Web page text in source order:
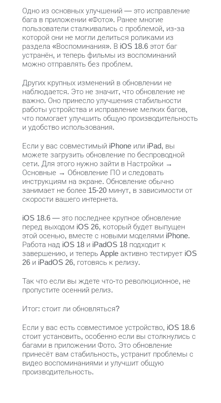
Одно из основных улучшений — это исправление
бага в приложении «Фото». Ранее многие
пользователи сталкивались с проблемой, из-за
которой они не могли делиться роликами из
раздела «Воспоминания». В iOS 18.6 этот баг
устранён, и теперь фильмы из воспоминаний
можно отправлять без проблем.
Других крупных изменений в обновлении не
наблюдается. Это не значит, что обновление не
важно. Оно принесло улучшения стабильности
работы устройства и исправление мелких багов,
что помогает улучшить общую производительность
и удобство использования.
Если у вас совместимый iPhone или iPad, вы
можете загрузить обновление по беспроводной
сети. Для этого нужно зайти в Настройки →
Основные → Обновление ПО и следовать
инструкциям на экране. Обновление обычно
занимает не более 15-20 минут, в зависимости от
скорости вашего интернета.
iOS 18.6 — это последнее крупное обновление
перед выходом iOS 26, который будет выпущен
этой осенью, вместе с новыми моделями iPhone.
Работа над iOS 18 и iPadOS 18 подходит к
завершению, и теперь Apple активно тестирует iOS
26 и iPadOS 26, готовясь к релизу.
Так что если вы ждете что-то революционное, не
пропустите осенний релиз.
Итог: стоит ли обновляться?
Если у вас есть совместимое устройство, iOS 18.6
стоит установить, особенно если вы столкнулись с
багами в приложении Фото. Это обновление
принесёт вам стабильность, устранит проблемы с
видео воспоминаниями и улучшит общую
производительность.